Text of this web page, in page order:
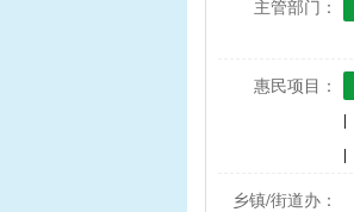
主管部门：
惠民项目：
|
|
乡镇/街道办：